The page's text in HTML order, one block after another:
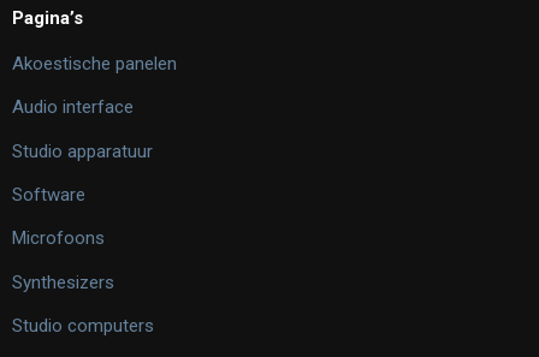
Pagina’s
Akoestische panelen
Audio interface
Studio apparatuur
Software
Microfoons
Synthesizers
Studio computers